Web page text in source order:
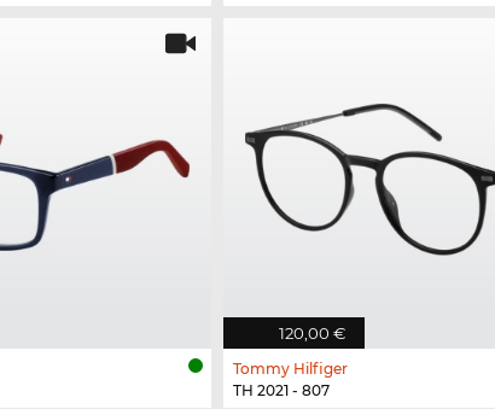
120,00 €
Tommy Hilfiger
TH 2021 - 807